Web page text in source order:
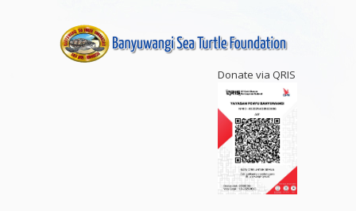
Donate via QRIS